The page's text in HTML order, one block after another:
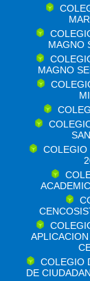
MAGNO
MAGNO
COLEGIO
COLEGIO
DE